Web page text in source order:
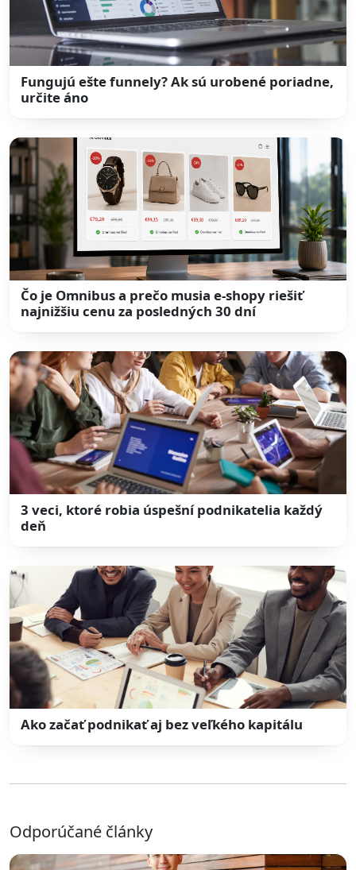
Fungujú ešte funnely? Ak sú urobené poriadne,
určite áno
Čo je Omnibus a prečo musia e-shopy riešiť
najnižšiu cenu za posledných 30 dní
3 veci, ktoré robia úspešní podnikatelia každý
deň
Ako začať podnikať aj bez veľkého kapitálu
Odporúčané články